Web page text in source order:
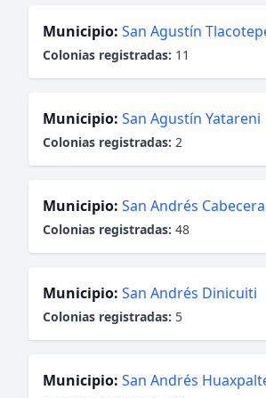
Municipio: San Agustín
Colonias registradas: 11
Municipio: San Agustín Yatareni
Colonias registradas: 2
Municipio: San Andrés
Colonias registradas: 48
Municipio: San Andrés Dinicuiti
Colonias registradas: 5
Municipio: San Andrés